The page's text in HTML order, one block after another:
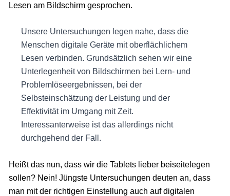
Lesen am Bildschirm gesprochen.
Unsere Untersuchungen legen nahe, dass die
Menschen digitale Geräte mit oberflächlichem
Lesen verbinden. Grundsätzlich sehen wir eine
Unterlegenheit von Bildschirmen bei Lern- und
Problemlöseergebnissen, bei der
Selbsteinschätzung der Leistung und der
Effektivität im Umgang mit Zeit.
Interessanterweise ist das allerdings nicht
durchgehend der Fall.
Heißt das nun, dass wir die Tablets lieber beiseitelegen
sollen? Nein! Jüngste Untersuchungen deuten an, dass
man mit der richtigen Einstellung auch auf digitalen